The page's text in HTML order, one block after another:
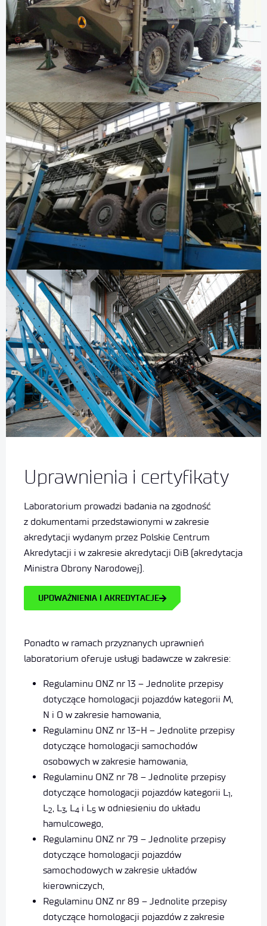
Uprawnienia i certyfikaty
Laboratorium prowadzi badania na zgodność
z dokumentami przedstawionymi w zakresie
akredytacji wydanym przez Polskie Centrum
Akredytacji i w zakresie akredytacji OiB (akredytacja
Ministra Obrony Narodowej).
UPOWAŻNIENIA I AKREDYTACJE
Ponadto w ramach przyznanych uprawnień
laboratorium oferuje usługi badawcze w zakresie:
Regulaminu ONZ nr 13 – Jednolite przepisy
dotyczące homologacji pojazdów kategorii M,
N i O w zakresie hamowania,
Regulaminu ONZ nr 13-H – Jednolite przepisy
dotyczące homologacji samochodów
osobowych w zakresie hamowania,
Regulaminu ONZ nr 78 – Jednolite przepisy
dotyczące homologacji pojazdów kategorii L1,
L2, L3, L4 i L5 w odniesieniu do układu
hamulcowego,
Regulaminu ONZ nr 79 – Jednolite przepisy
dotyczące homologacji pojazdów
samochodowych w zakresie układów
kierowniczych,
Regulaminu ONZ nr 89 – Jednolite przepisy
dotyczące homologacji pojazdów z zakresie